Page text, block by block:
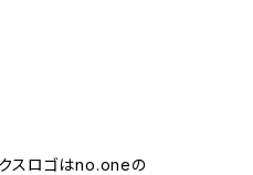
スロゴはno.oneの